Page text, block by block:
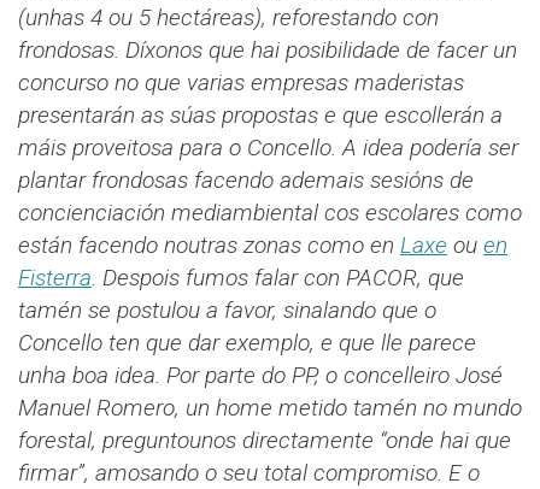
(unhas 4 ou 5 hectáreas), reforestando con
frondosas. Díxonos que hai posibilidade de facer un
concurso no que varias empresas maderistas
presentarán as súas propostas e que escollerán a
máis proveitosa para o Concello. A idea podería ser
plantar frondosas facendo ademais sesións de
concienciación mediambiental cos escolares como
están facendo noutras zonas como en Laxe ou en
Fisterra. Despois fumos falar con PACOR, que
tamén se postulou a favor, sinalando que o
Concello ten que dar exemplo, e que lle parece
unha boa idea. Por parte do PP, o concelleiro José
Manuel Romero, un home metido tamén no mundo
forestal, preguntounos directamente “onde hai que
firmar”, amosando o seu total compromiso. E o